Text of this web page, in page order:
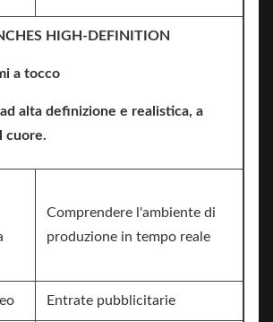
HIGH-DEFINITION
a tocco
ad alta definizione e realistica, a
cuore.
Comprendere l'ambiente di
produzione in tempo reale
Entrate pubblicitarie